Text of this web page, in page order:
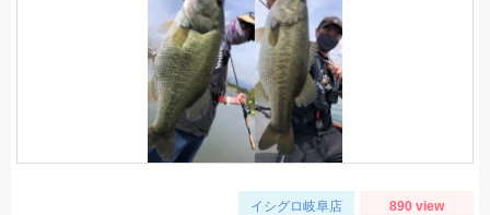
イシグロ岐阜店 890 view